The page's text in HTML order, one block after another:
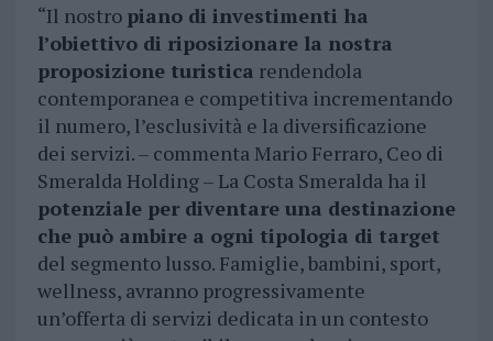
“Il nostro piano di investimenti ha
l’obiettivo di riposizionare la nostra
proposizione turistica rendendola
contemporanea e competitiva incrementando
il numero, l’esclusività e la diversificazione
dei servizi. – commenta Mario Ferraro, Ceo di
Smeralda Holding – La Costa Smeralda ha il
potenziale per diventare una destinazione
che può ambire a ogni tipologia di target
del segmento lusso. Famiglie, bambini, sport,
wellness, avranno progressivamente
un’offerta di servizi dedicata in un contesto